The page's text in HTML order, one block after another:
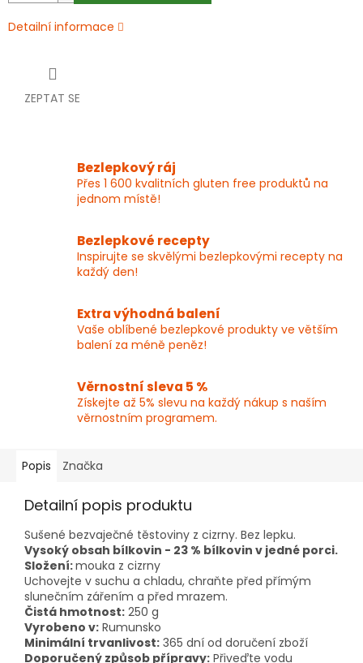
Detailní informace
ZEPTAT SE
Bezlepkový ráj
Přes 1 600 kvalitních gluten free produktů na
jednom místě!
Bezlepkové recepty
Inspirujte se skvělými bezlepkovými recepty na
každý den!
Extra výhodná balení
Vaše oblíbené bezlepkové produkty ve větším
balení za méně peněz!
Věrnostní sleva 5 %
Získejte až 5% slevu na každý nákup s naším
věrnostním programem.
Popis Značka
Detailní popis produktu
Sušené bezvaječné těstoviny z cizrny. Bez lepku.
Vysoký obsah bílkovin - 23 % bílkovin v jedné porci.
Složení:mouka z cizrny
Uchovejte v suchu a chladu, chraňte před přímým
slunečním zářením a před mrazem.
Čistá hmotnost: 250 g
Vyrobeno v: Rumunsko
Minimální trvanlivost: 365 dní od doručení zboží
Doporučený způsob přípravy: Přiveďte vodu